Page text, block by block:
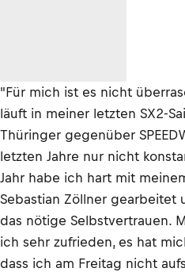
"Für mich ist es nicht
läuft in meiner letzten SX2-
Thüringer gegenüber
letzten Jahre nur nicht
Jahr habe ich hart mit
Sebastian Zöllner gearbeitet
das nötige Selbstvertrauen.
ich sehr zufrieden, es hat
dass ich am Freitag nicht